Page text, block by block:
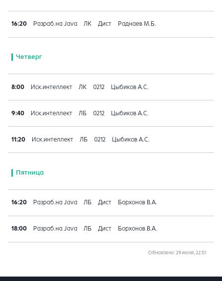
16:20 Разраб.на Java ЛК Дист Раднаев М.Б.
Четверг
8:00 Иск.интеллект ЛК 0212 Цыбиков А.С.
9:40 Иск.интеллект ЛБ 0212 Цыбиков А.С.
11:20 Иск.интеллект ЛБ 0212 Цыбиков А.С.
Пятница
16:20 Разраб.на Java ЛБ Дист Борхонов В.А.
18:00 Разраб.на Java ЛБ Дист Борхонов В.А.
Обновлено: 29 июня, 22:01